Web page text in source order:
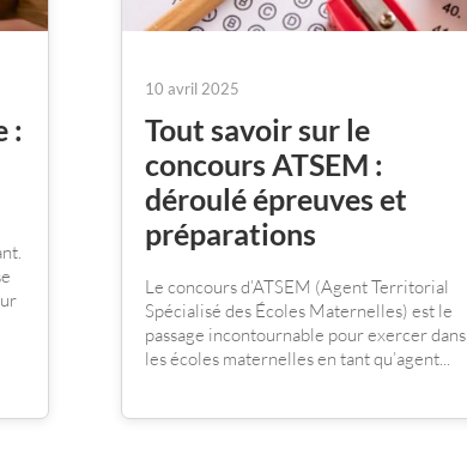
:
10 avril 2025
Tout savoir sur le
concours ATSEM :
déroulé épreuves et
préparations
Le concours d’ATSEM (Agent Territorial
Spécialisé des Écoles Maternelles) est le
passage incontournable pour exercer dans
les écoles maternelles en tant qu’agent...